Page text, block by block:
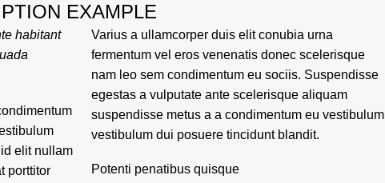
EXAMPLE
habitant
elit nullam
porttitor
Varius a ullamcorper duis elit conubia urna
fermentum vel eros venenatis donec scelerisque
nam leo sem condimentum eu sociis. Suspendisse
egestas a vulputate ante scelerisque aliquam
suspendisse metus a a condimentum eu vestibulum
vestibulum dui posuere tincidunt blandit.
Potenti penatibus quisque